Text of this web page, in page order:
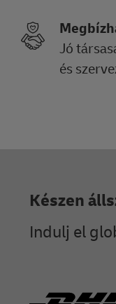
Jó
és
Készen
Indulj el